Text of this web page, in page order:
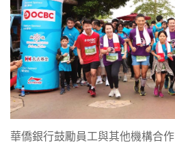
華僑銀行鼓勵員工與其他機構合